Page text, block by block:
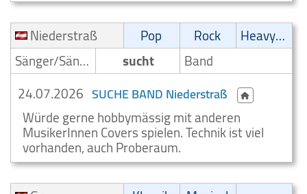
Niederstraß
Pop Rock
Heavy-Metal
Sänger/Sängerin
sucht
Band
24.07.2026 SUCHE BAND Niederstraß
Würde gerne hobbymässig mit anderen
MusikerInnen Covers spielen. Technik ist viel
vorhanden, auch Proberaum.